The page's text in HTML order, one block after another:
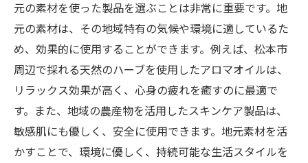
元の素材を使った製品を選ぶことは非常に重要です。地
元の素材は、その地域特有の気候や環境に適しているた
め、効果的に使用することができます。例えば、松本市
周辺で採れる天然のハーブを使用したアロマオイルは、
リラックス効果が高く、心身の疲れを癒すのに最適で
す。また、地域の農産物を活用したスキンケア製品は、
敏感肌にも優しく、安全に使用できます。地元素材を活
かすことで、環境に優しく、持続可能な生活スタイルを